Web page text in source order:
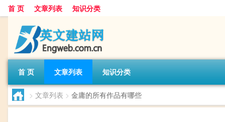
首 页 文章列表 知识分类
首 页 文章列表 知识分类
> 文章列表 > 金庸的所有作品有哪些